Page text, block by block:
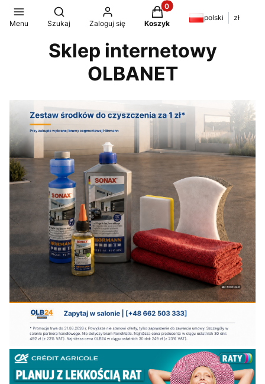
Menu
Otwórz wyszukiwarkę
Szukaj Zaloguj się
Produkty w koszyku: 0.
Koszyk
polski zł
Sklep internetowy
OLBANET